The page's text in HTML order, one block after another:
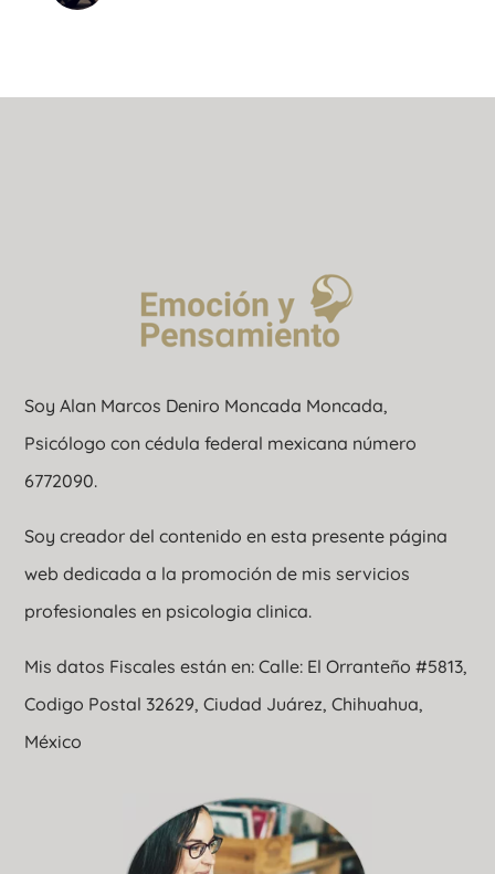
Soy Alan Marcos Deniro Moncada Moncada,
Psicólogo con cédula federal mexicana número
6772090.
Soy creador del contenido en esta presente página
web dedicada a la promoción de mis servicios
profesionales en psicologia clinica.
Mis datos Fiscales están en: Calle: El Orranteño #5813,
Codigo Postal 32629, Ciudad Juárez, Chihuahua,
México